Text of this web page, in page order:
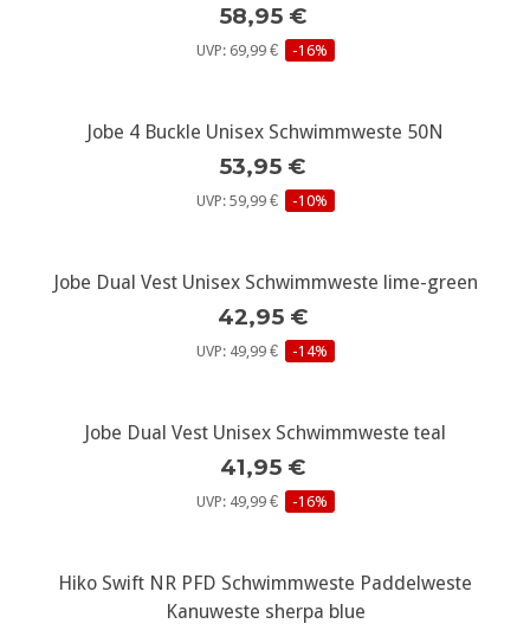
58,95 €
UVP: 69,99 € -16%
Jobe 4 Buckle Unisex Schwimmweste 50N
53,95 €
UVP: 59,99 € -10%
Jobe Dual Vest Unisex Schwimmweste lime-green
42,95 €
UVP: 49,99 € -14%
Jobe Dual Vest Unisex Schwimmweste teal
41,95 €
UVP: 49,99 € -16%
Hiko Swift NR PFD Schwimmweste Paddelweste
Kanuweste sherpa blue